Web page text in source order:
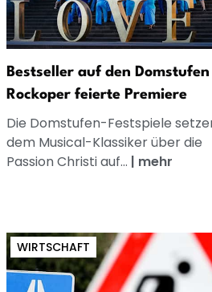
Bestseller auf den
Rockoper feierte Premiere
Die Domstufen-Festspiele
dem Musical-Klassiker über die
Passion Christi auf... | mehr
WIRTSCHAFT